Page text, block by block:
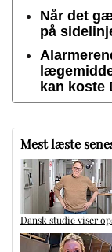
Når det
på
kan koste
Mest læste
Dansk studie viser